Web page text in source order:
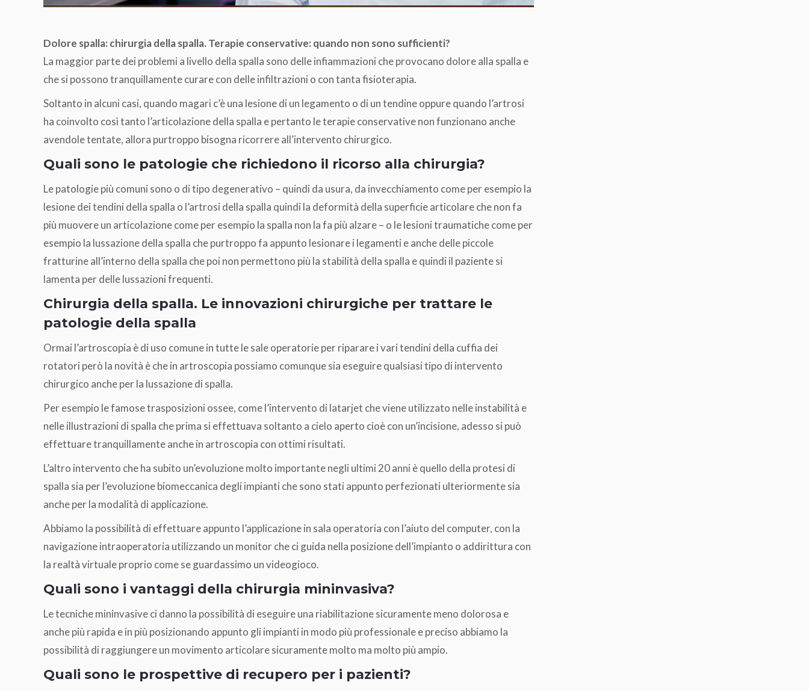
Dolore spalla: chirurgia della spalla. Terapie conservative: quando non sono sufficienti?
La maggior parte dei problemi a livello della spalla sono delle infiammazioni che provocano dolore alla spalla e
che si possono tranquillamente curare con delle infiltrazioni o con tanta fisioterapia.
Soltanto in alcuni casi, quando magari c’è una lesione di un legamento o di un tendine oppure quando l’artrosi
ha coinvolto così tanto l’articolazione della spalla e pertanto le terapie conservative non funzionano anche
avendole tentate, allora purtroppo bisogna ricorrere all’intervento chirurgico.
Quali sono le patologie che richiedono il ricorso alla chirurgia?
Le patologie più comuni sono o di tipo degenerativo – quindi da usura, da invecchiamento come per esempio la
lesione dei tendini della spalla o l’artrosi della spalla quindi la deformità della superficie articolare che non fa
più muovere un articolazione come per esempio la spalla non la fa più alzare – o le lesioni traumatiche come per
esempio la lussazione della spalla che purtroppo fa appunto lesionare i legamenti e anche delle piccole
fratturine all’interno della spalla che poi non permettono più la stabilità della spalla e quindi il paziente si
lamenta per delle lussazioni frequenti.
Chirurgia della spalla. Le innovazioni chirurgiche per trattare le
patologie della spalla
Ormai l’artroscopia è di uso comune in tutte le sale operatorie per riparare i vari tendini della cuffia dei
rotatori però la novità è che in artroscopia possiamo comunque sia eseguire qualsiasi tipo di intervento
chirurgico anche per la lussazione di spalla.
Per esempio le famose trasposizioni ossee, come l’intervento di latarjet che viene utilizzato nelle instabilità e
nelle illustrazioni di spalla che prima si effettuava soltanto a cielo aperto cioè con un’incisione, adesso si può
effettuare tranquillamente anche in artroscopia con ottimi risultati.
L’altro intervento che ha subito un’evoluzione molto importante negli ultimi 20 anni è quello della protesi di
spalla sia per l’evoluzione biomeccanica degli impianti che sono stati appunto perfezionati ulteriormente sia
anche per la modalità di applicazione.
Abbiamo la possibilità di effettuare appunto l’applicazione in sala operatoria con l’aiuto del computer, con la
navigazione intraoperatoria utilizzando un monitor che ci guida nella posizione dell’impianto o addirittura con
la realtà virtuale proprio come se guardassimo un videogioco.
Quali sono i vantaggi della chirurgia mininvasiva?
Le tecniche mininvasive ci danno la possibilità di eseguire una riabilitazione sicuramente meno dolorosa e
anche più rapida e in più posizionando appunto gli impianti in modo più professionale e preciso abbiamo la
possibilità di raggiungere un movimento articolare sicuramente molto ma molto più ampio.
Quali sono le prospettive di recupero per i pazienti?